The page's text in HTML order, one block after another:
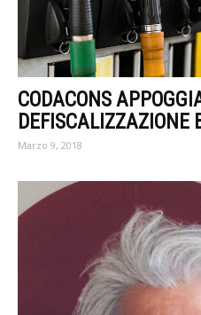
CODACONS
Marzo 9, 2018